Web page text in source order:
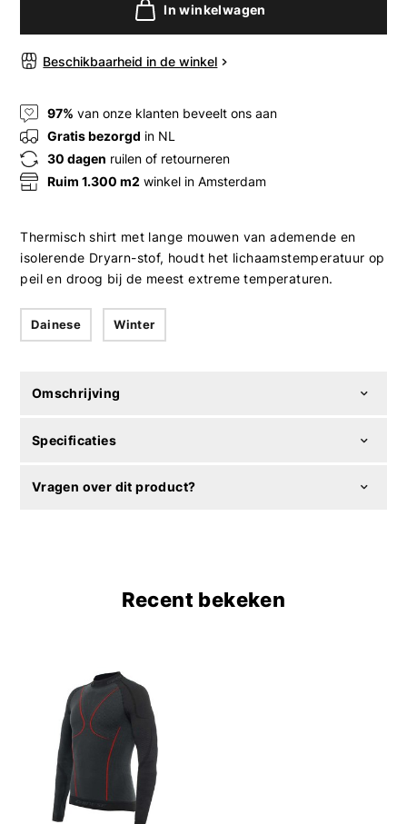
In winkelwagen
Beschikbaarheid in de winkel
97% van onze klanten beveelt ons aan
Gratis bezorgd in NL
30 dagen ruilen of retourneren
Ruim 1.300 m2 winkel in Amsterdam
Thermisch shirt met lange mouwen van ademende en
isolerende Dryarn-stof, houdt het lichaamstemperatuur op
peil en droog bij de meest extreme temperaturen.
Dainese Winter
Omschrijving
Specificaties
Vragen over dit product?
Recent bekeken